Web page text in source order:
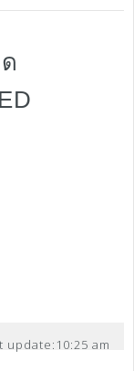
update: 10:25 am